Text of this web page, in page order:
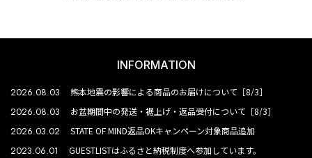
INFORMATION
2026.08.03 熊本地震の影響による商品のお届けについて［8/3］
2026.08.03 お盆期間中の発送・裾上げ・返品受付について［8/3］
2026.03.02 STATE OF MIND返品OKキャンペーン対象商品追加
2023.06.01 GUESTLISTはふるさと納税制度へ参加しています。